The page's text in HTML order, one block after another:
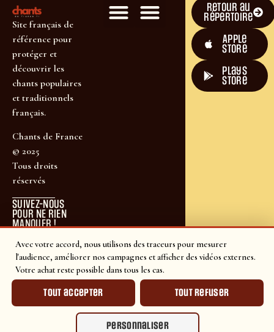
Avec votre accord, nous utilisons des traceurs pour mesurer
l'audience, améliorer nos campagnes et afficher des vidéos externes.
Votre achat reste possible dans tous les cas.
Tout accepter Tout refuser
Personnaliser
Site français de
référence pour
protéger et
découvrir les
chants populaires
et traditionnels
français.
Chants de France
© 2025
Tous droits
réservés
SUIVEZ-NOUS
POUR NE RIEN
MANQUER !
Retour au
répertoire
Apple
Store
plays
store